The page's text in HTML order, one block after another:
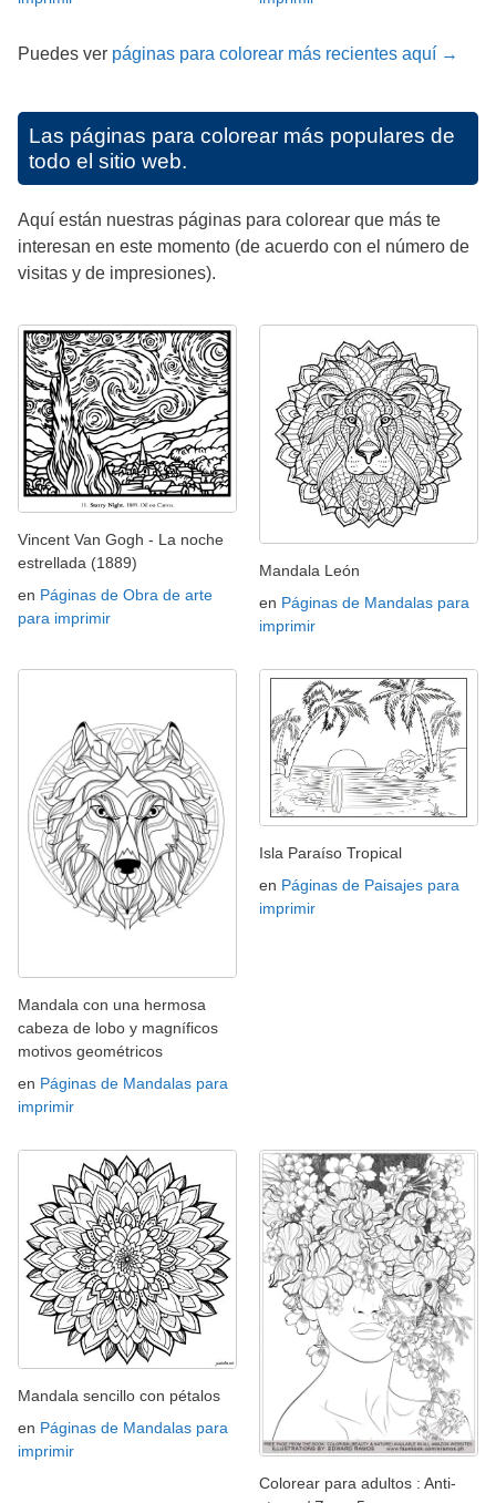
Puedes ver páginas para colorear más recientes aquí →
Las páginas para colorear más populares de
todo el sitio web.
Aquí están nuestras páginas para colorear que más te
interesan en este momento (de acuerdo con el número de
visitas y de impresiones).
Vincent Van Gogh - La noche
estrellada (1889)
en Páginas de Obra de arte
para imprimir
Mandala León
en Páginas de Mandalas para
imprimir
Mandala con una hermosa
cabeza de lobo y magníficos
motivos geométricos
en Páginas de Mandalas para
imprimir
Isla Paraíso Tropical
en Páginas de Paisajes para
imprimir
Mandala sencillo con pétalos
en Páginas de Mandalas para
imprimir
Colorear para adultos : Anti-